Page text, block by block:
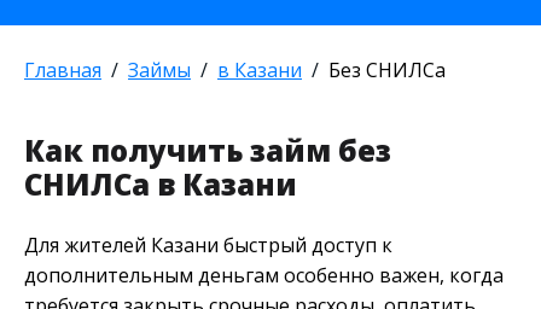
Главная Займы в Казани Без СНИЛСа
Как получить займ без
СНИЛСа в Казани
Для жителей Казани быстрый доступ к
дополнительным деньгам особенно важен, когда